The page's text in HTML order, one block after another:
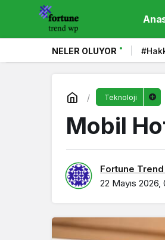
NELER OLUYOR
Teknoloji
Mobil
Fortune Trend
22 Mayıs 2026,